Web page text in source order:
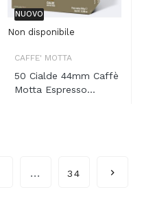
NUOVO
Non disponibile
CAFFE' MOTTA
50 Cialde 44mm Caffè
Motta Espresso...
… 34 